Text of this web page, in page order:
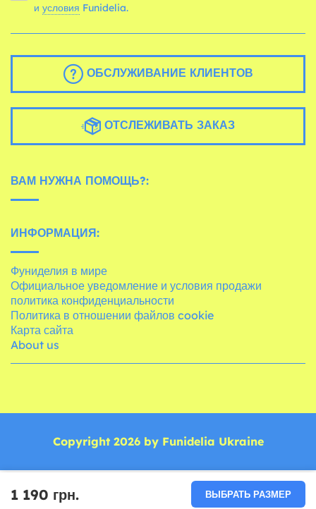
1 190 грн. ВЫБРАТЬ РАЗМЕР
и условия Funidelia.
ОБСЛУЖИВАНИЕ КЛИЕНТОВ
ОТСЛЕЖИВАТЬ ЗАКАЗ
ВАМ НУЖНА ПОМОЩЬ?:
ИНФОРМАЦИЯ:
Фуниделия в мире
Официальное уведомление и условия продажи
политика конфиденциальности
Политика в отношении файлов cookie
Карта сайта
About us
Copyright 2026 by Funidelia Ukraine